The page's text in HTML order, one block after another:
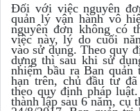
Đối với việc nguyên
quản lý vận hành vô
nguyên đơn không có
việc này, lý do cuối
vào sử dụng. Theo quy
dựng thì sau khi sử
nhiệm bầu ra Ban
hạn trên, chủ đầu tư
theo quy định pháp
thành lập sau 6 năm, cụ